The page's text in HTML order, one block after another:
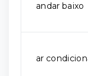
andar baixo
ar